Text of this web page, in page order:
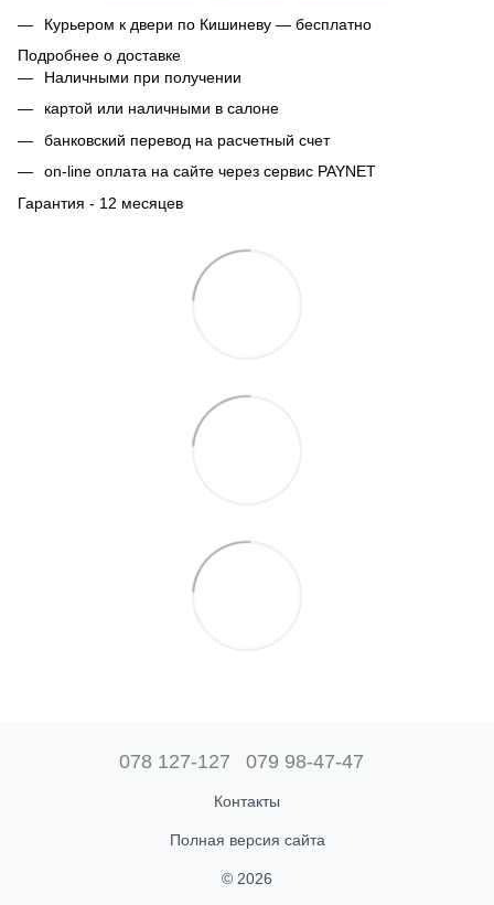
Курьером к двери по Кишиневу — бесплатно
Подробнее о доставке
Наличными при получении
картой или наличными в салоне
банковский перевод на расчетный счет
on-line оплата на сайте через сервис PAYNET
Гарантия - 12 месяцев
078 127-127 079 98-47-47
Контакты
Полная версия сайта
© 2026